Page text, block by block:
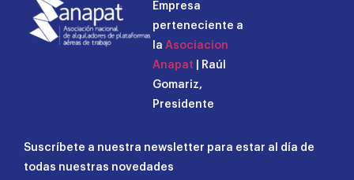
Empresa
perteneciente a
la Asociacion
Anapat | Raúl
Gomariz,
Presidente
Suscríbete a nuestra newsletter para estar al día de
todas nuestras novedades